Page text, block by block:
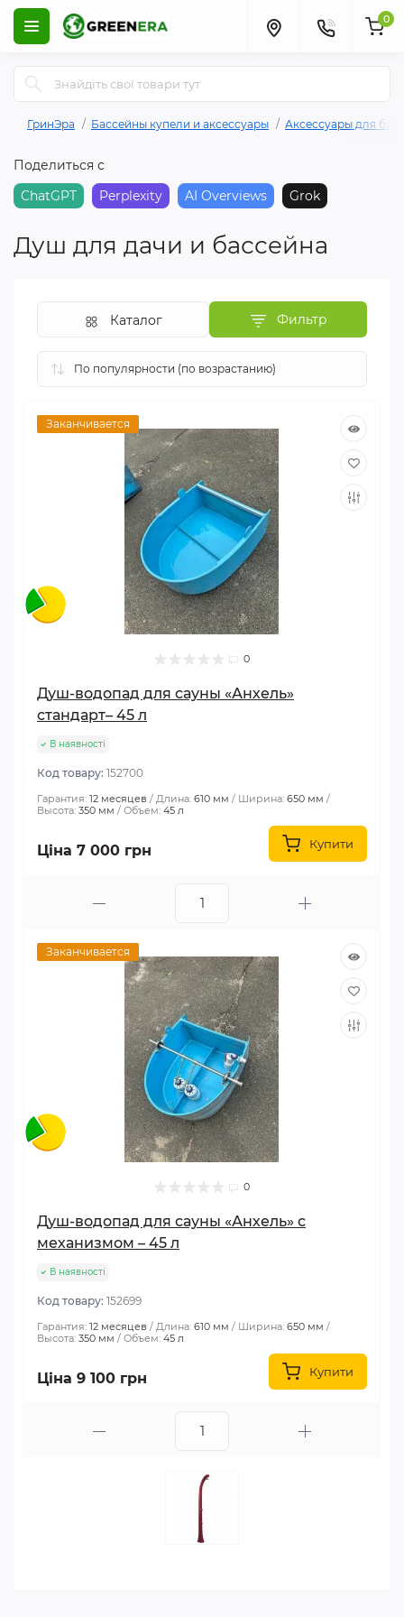
0
ГринЭра Бассейны купели и аксессуары Аксессуары для
Поделиться с
ChatGPT
Perplexity AI Overviews Grok
Душ для дачи и бассейна
Каталог Фильтр
Заканчивается
0
Душ-водопад для сауны «Анхель»
стандарт– 45 л
В наявності
Код товару: 152700
Гарантия: 12 месяцев Длина: 610 мм Ширина: 650 мм
Высота: 350 мм Объем: 45 л
Ціна 7 000 грн Купити
Заканчивается
0
Душ-водопад для сауны «Анхель» с
механизмом – 45 л
В наявності
Код товару: 152699
Гарантия: 12 месяцев Длина: 610 мм Ширина: 650 мм
Высота: 350 мм Объем: 45 л
Ціна 9 100 грн Купити